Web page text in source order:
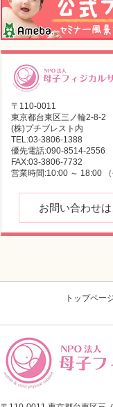
〒110-0011
東京都台東区三ノ輪2-8-2
(株)プチブレスト内
TEL:03-3806-1388
優先電話:090-8514-2556
FAX:03-3806-7732
営業時間:10:00 ～ 18:00 （
お問い合わせ
トップペー